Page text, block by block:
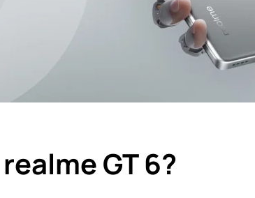
GT 6?